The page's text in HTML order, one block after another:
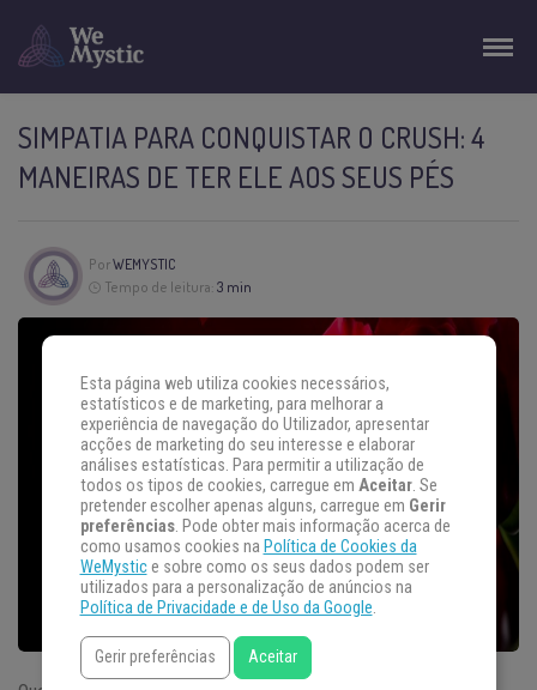
SIMPATIA PARA CONQUISTAR O CRUSH: 4
MANEIRAS DE TER ELE AOS SEUS PÉS
PorWEMYSTIC
Tempo de leitura: 3 min
Esta página web utiliza cookies necessários,
estatísticos e de marketing, para melhorar a
experiência de navegação do Utilizador, apresentar
acções de marketing do seu interesse e elaborar
análises estatísticas. Para permitir a utilização de
todos os tipos de cookies, carregue em Aceitar. Se
pretender escolher apenas alguns, carregue em Gerir
preferências. Pode obter mais informação acerca de
como usamos cookies na Política de Cookies da
WeMystice sobre como os seus dados podem ser
utilizados para a personalização de anúncios na
Política de Privacidade e de Uso da Google.
Gerir preferências Aceitar